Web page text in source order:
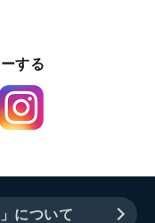
する
について